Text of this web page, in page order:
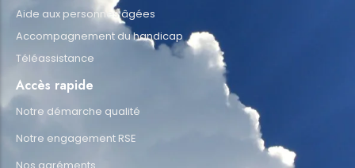
Aide aux personnes âgées
Accompagnement du handicap
Téléassistance
Accès rapide
Notre démarche qualité
Notre engagement RSE
Nos agréments